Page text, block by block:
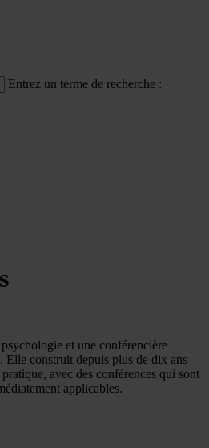
Entrez un terme de recherche :
et une conférencière
Elle construit depuis plus de dix ans
avec des conférences qui sont
applicables.